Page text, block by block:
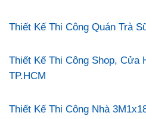
Thiết Kế Thi Công Quán Trà
Thiết Kế Thi Công Shop, Cửa
TP.HCM
Thiết Kế Thi Công Nhà